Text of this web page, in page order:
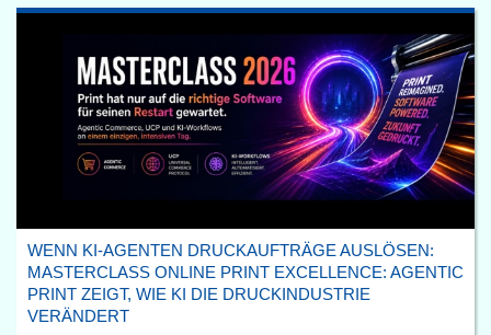
WENN KI-AGENTEN DRUCKAUFTRÄGE AUSLÖSEN:
MASTERCLASS ONLINE PRINT EXCELLENCE: AGENTIC
PRINT ZEIGT, WIE KI DIE DRUCKINDUSTRIE
VERÄNDERT